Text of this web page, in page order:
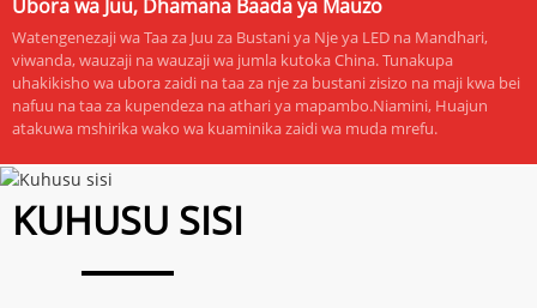
Ubora wa Juu, Dhamana Baada ya Mauzo
Watengenezaji wa Taa za Juu za Bustani ya Nje ya LED na Mandhari,
viwanda, wauzaji na wauzaji wa jumla kutoka China. Tunakupa
uhakikisho wa ubora zaidi na taa za nje za bustani zisizo na maji kwa bei
nafuu na taa za kupendeza na athari ya mapambo.Niamini, Huajun
atakuwa mshirika wako wa kuaminika zaidi wa muda mrefu.
KUHUSU SISI